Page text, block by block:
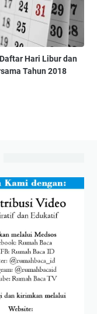
Hari Libur dan
Tahun 2018